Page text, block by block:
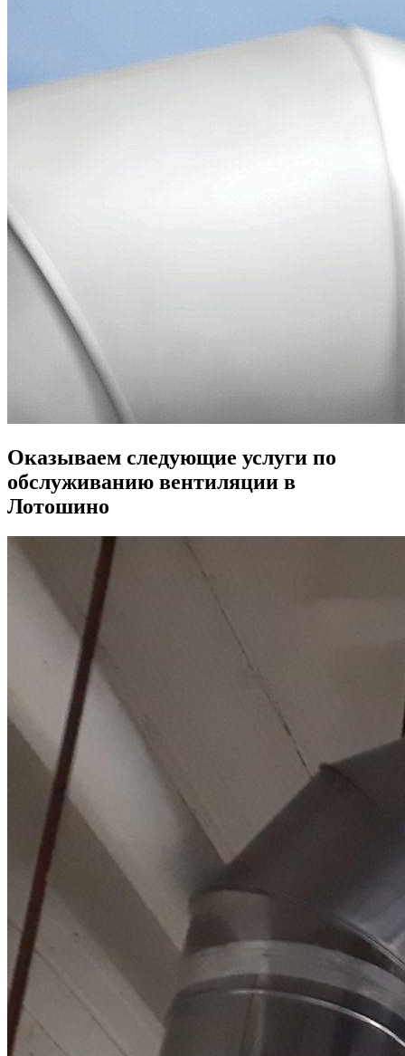
Оказываем следующие услуги по
обслуживанию вентиляции в
Лотошино